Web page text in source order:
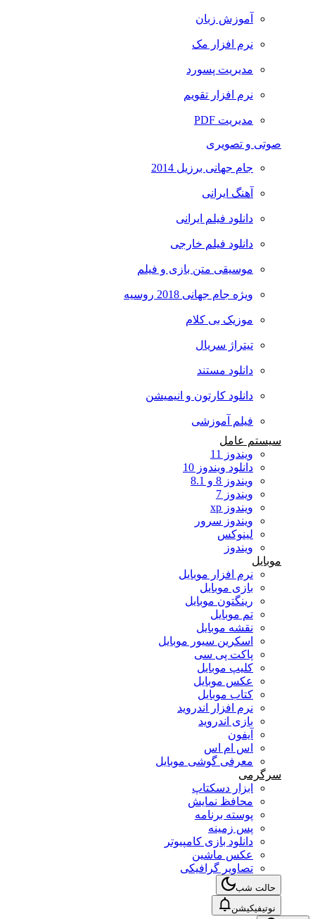
آموزش زبان
نرم افزار مک
مدیریت پسورد
نرم افزار تقویم
مدیریت PDF
صوتی و تصویری
جام جهانی برزیل 2014
آهنگ ایرانی
دانلود فیلم ایرانی
دانلود فیلم خارجی
موسیقی متن بازی و فیلم
ویژه جام جهانی 2018 روسیه
موزیک بی کلام
تیتراژ سریال
دانلود مستند
دانلود کارتون و انیمیشن
فیلم آموزشی
سیستم عامل
ویندوز 11
دانلود ویندوز 10
ویندوز 8 و 8.1
ویندوز 7
ویندوز xp
ویندوز سرور
لینوکس
ویندوز
موبایل
نرم افزار موبایل
بازی موبایل
رینگتون موبایل
تم موبایل
نقشه موبایل
اسکرین سیور موبایل
پاکت پی سی
کلیپ موبایل
عکس موبایل
کتاب موبایل
نرم افزار اندروید
بازی اندروید
آیفون
اس ام اس
معرفی گوشی موبایل
سرگرمی
ابزار دسکتاپ
محافظ نمایش
پوسته برنامه
پس زمینه
دانلود بازی کامپیوتر
عکس ماشین
تصاویر گرافیکی
حالت شب
نوتیفیکیشن